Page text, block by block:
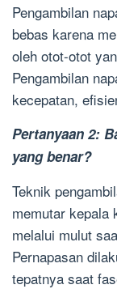
Pengambilan
bebas karena
oleh otot-otot
Pengambilan
kecepatan,
Pertanyaan 2:
yang benar?
Teknik
memutar kepala
melalui mulut
Pernapasan
tepatnya saat